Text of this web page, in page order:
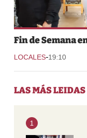
Fin de Semana
LOCALES-19:10
LAS MÁS LEIDAS
1